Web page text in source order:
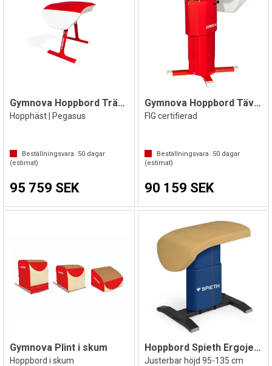
Gymnova Hoppbord Träning
Hopphäst | Pegasus
Beställningsvara. 50 dagar
(estimat)
95 759 SEK
Gymnova Hoppbord Tävling
FIG certifierad
Beställningsvara. 50dagar
(estimat)
90 159 SEK
Gymnova Plint i skum
Hoppbord i skum
Hoppbord Spieth Ergojet Club
Justerbar höjd 95-135 cm